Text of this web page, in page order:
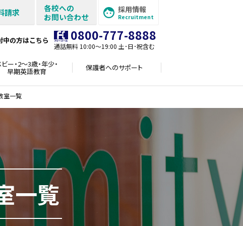
請求
各校への
お問い合わせ
採用情報
Recruitment
の方はこちら 0800-777-8888
通話無料 10:00〜19:00 土･日･祝含む
ー・2～3歳・年少・
早期英語教育 保護者へのサポート
室一覧
一覧